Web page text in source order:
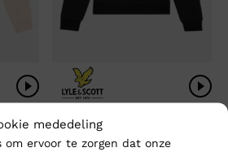
mededeling
om ervoor te zorgen dat onze
Lyle & Scott Loopback
Quarter Zip Sweat